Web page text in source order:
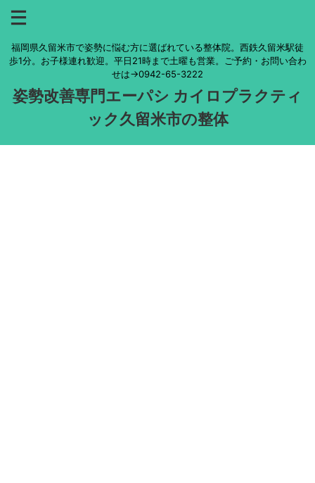
福岡県久留米市で姿勢に悩む方に選ばれている整体院。西鉄久留米駅徒
歩1分。お子様連れ歓迎。平日21時まで土曜も営業。ご予約・お問い合わ
せは→0942-65-3222
姿勢改善専門エーパシ カイロプラクティ
ック久留米市の整体